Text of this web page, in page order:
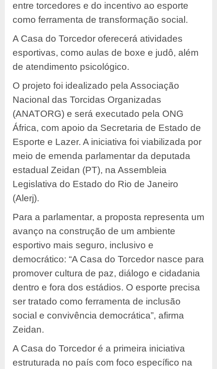
entre torcedores e do incentivo ao esporte
como ferramenta de transformação social.
A Casa do Torcedor oferecerá atividades
esportivas, como aulas de boxe e judô, além
de atendimento psicológico.
O projeto foi idealizado pela Associação
Nacional das Torcidas Organizadas
(ANATORG) e será executado pela ONG
África, com apoio da Secretaria de Estado de
Esporte e Lazer. A iniciativa foi viabilizada por
meio de emenda parlamentar da deputada
estadual Zeidan (PT), na Assembleia
Legislativa do Estado do Rio de Janeiro
(Alerj).
Para a parlamentar, a proposta representa um
avanço na construção de um ambiente
esportivo mais seguro, inclusivo e
democrático: “A Casa do Torcedor nasce para
promover cultura de paz, diálogo e cidadania
dentro e fora dos estádios. O esporte precisa
ser tratado como ferramenta de inclusão
social e convivência democrática”, afirma
Zeidan.
A Casa do Torcedor é a primeira iniciativa
estruturada no país com foco específico na